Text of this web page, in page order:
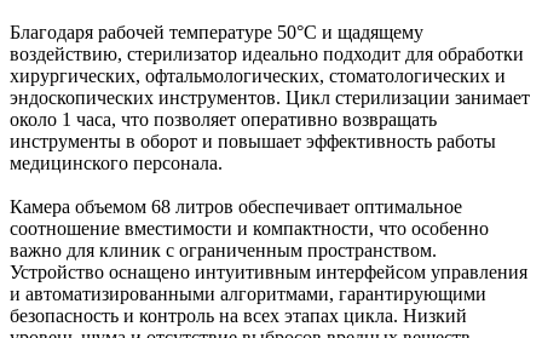
Благодаря рабочей температуре 50°C и щадящему
воздействию, стерилизатор идеально подходит для обработки
хирургических, офтальмологических, стоматологических и
эндоскопических инструментов. Цикл стерилизации занимает
около 1 часа, что позволяет оперативно возвращать
инструменты в оборот и повышает эффективность работы
медицинского персонала.
Камера объемом 68 литров обеспечивает оптимальное
соотношение вместимости и компактности, что особенно
важно для клиник с ограниченным пространством.
Устройство оснащено интуитивным интерфейсом управления
и автоматизированными алгоритмами, гарантирующими
безопасность и контроль на всех этапах цикла. Низкий